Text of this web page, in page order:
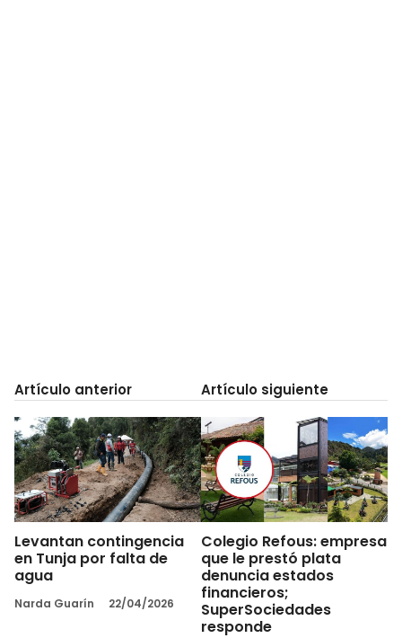
Artículo anterior
Levantan contingencia
en Tunja por falta de
agua
Narda Guarín 22/04/2026
Artículo siguiente
Colegio Refous: empresa
que le prestó plata
denuncia estados
financieros;
SuperSociedades
responde